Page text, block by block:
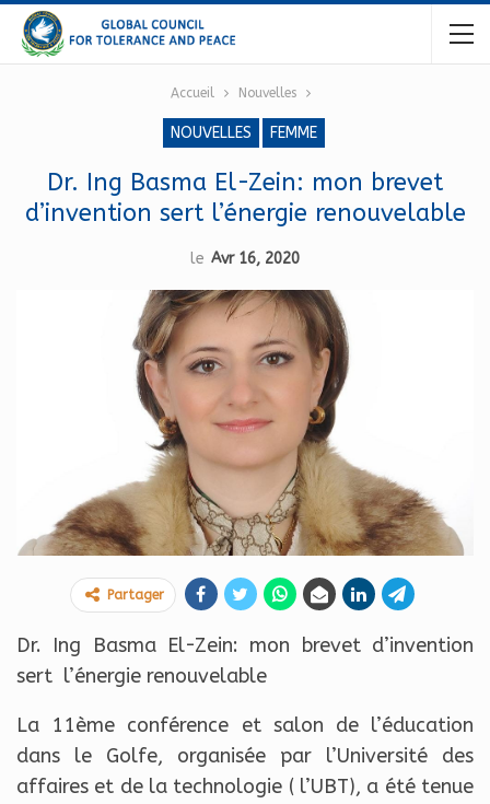
Accueil Nouvelles
NOUVELLES FEMME
Dr. Ing Basma El-Zein: mon brevet
d’invention sert l’énergie renouvelable
le Avr 16, 2020
Partager
Dr. Ing Basma El-Zein: mon brevet d’invention
sert l’énergie renouvelable
La 11ème conférence et salon de l’éducation
dans le Golfe, organisée par l’Université des
affaires et de la technologie ( l’UBT), a été tenue